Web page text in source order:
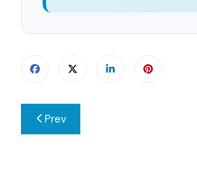
Beitragsnavigation
Prev